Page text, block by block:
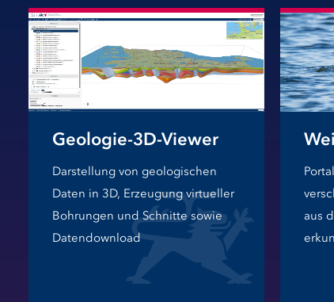
Geologie-3D-Viewer
Darstellung von geologischen
Daten in 3D, Erzeugung virtueller
Bohrungen und Schnitte sowie
Datendownload
aus